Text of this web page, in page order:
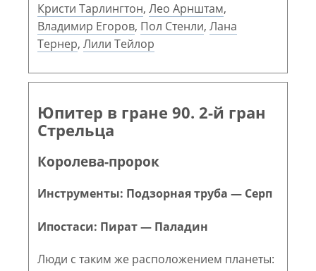
Кристи Тарлингтон, Лео Арнштам,
Владимир Егоров, Пол Стенли, Лана
Тернер, Лили Тейлор
Юпитер в гране 90. 2-й гран
Стрельца
Королева-пророк
Инструменты: Подзорная труба — Серп
Ипостаси: Пират — Паладин
Люди с таким же расположением планеты: